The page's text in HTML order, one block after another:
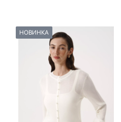
НОВИНКА